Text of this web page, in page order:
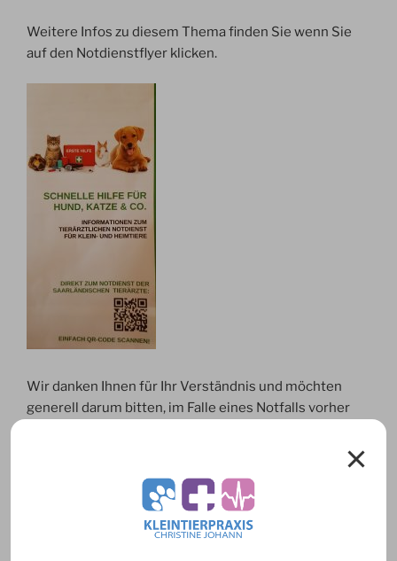
Weitere Infos zu diesem Thema finden Sie wenn Sie
auf den Notdienstflyer klicken.
Wir danken Ihnen für Ihr Verständnis und möchten
generell darum bitten, im Falle eines Notfalls vorher